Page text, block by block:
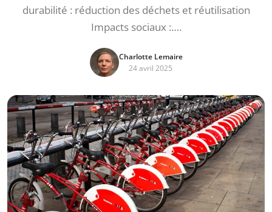
durabilité : réduction des déchets et réutilisation
Impacts sociaux :….
Charlotte Lemaire
24 avril 2025